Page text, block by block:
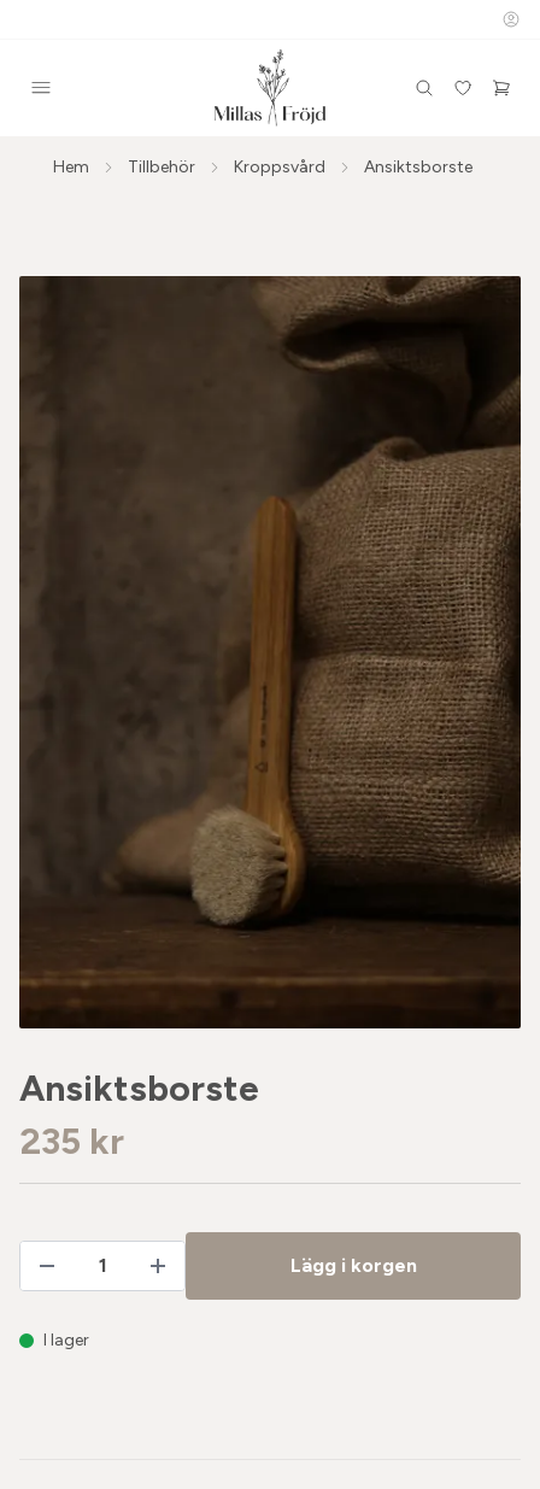
Hem Tillbehör Kroppsvård Ansiktsborste
Ansiktsborste
235 kr
Lägg i korgen
I lager